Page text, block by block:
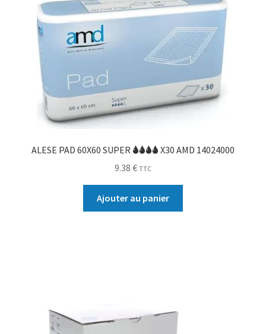
ALESE PAD 60X60 SUPER 🌢🌢🌢🌢 X30 AMD 14024000
9.38 € TTC
Ajouter au panier